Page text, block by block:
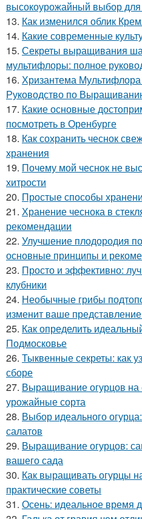
высокоурожайный выбор
13. Как изменился облик
14. Какие современные
15. Секреты выращивания
мультифлоры: полное
16. Хризантема
Руководство по
17. Какие основные
посмотреть в Оренбурге
18. Как сохранить чеснок
хранения
19. Почему мой чеснок не
хитрости
20. Простые способы
21. Хранение чеснока в
рекомендации
22. Улучшение плодородия
основные принципы и
23. Просто и эффективно:
клубники
24. Необычные грибы
изменит ваше
25. Как определить
Подмосковье
26. Тыквенные секреты: как
сборе
27. Выращивание огурцов на
урожайные сорта
28. Выбор идеального
салатов
29. Выращивание огурцов:
вашего сада
30. Как выращивать огурцы
практические советы
31. Осень: идеальное время